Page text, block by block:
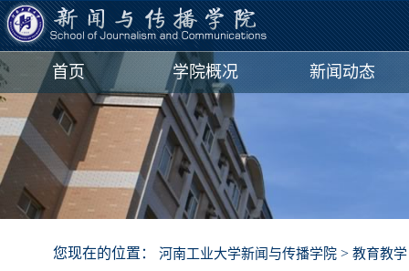
首页 学院概况 新闻动态
您现在的位置： 河南工业大学新闻与传播学院 > 教育教学